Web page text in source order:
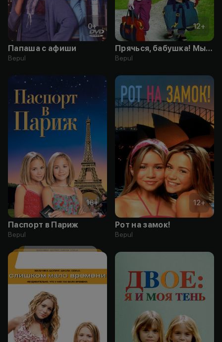
0+
Папаша с афиши
Bepul
12+
Прячься, бабушка! Мы едем
Bepul
16+
Паспорт в Париж
Bepul
12+
Рот на замок!
Bepul